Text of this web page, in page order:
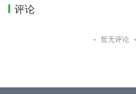
评论
暂无评论